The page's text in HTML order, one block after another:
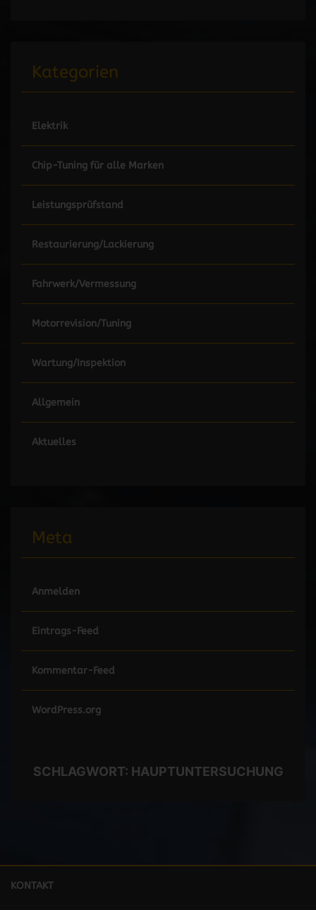
Kategorien
Elektrik
Chip-Tuning für alle Marken
Leistungsprüfstand
Restaurierung/Lackierung
Fahrwerk/Vermessung
Motorrevision/Tuning
Wartung/Inspektion
Allgemein
Aktuelles
Meta
Anmelden
Eintrags-Feed
Kommentar-Feed
WordPress.org
SCHLAGWORT: HAUPTUNTERSUCHUNG
KONTAKT